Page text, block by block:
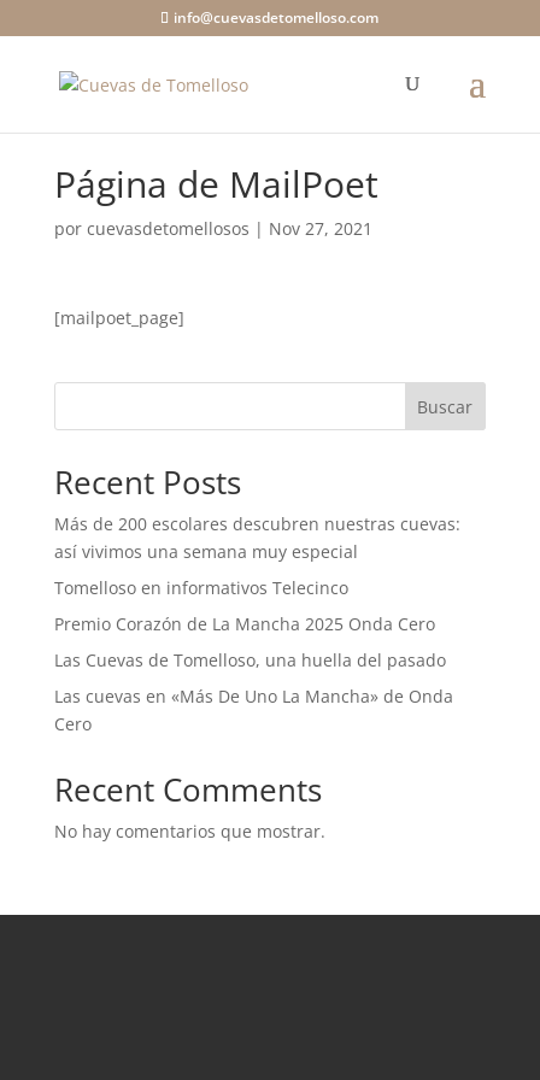
info@cuevasdetomelloso.com
Página de MailPoet
por cuevasdetomellosos | Nov 27, 2021
[mailpoet_page]
Buscar
Recent Posts
Más de 200 escolares descubren nuestras cuevas:
así vivimos una semana muy especial
Tomelloso en informativos Telecinco
Premio Corazón de La Mancha 2025 Onda Cero
Las Cuevas de Tomelloso, una huella del pasado
Las cuevas en «Más De Uno La Mancha» de Onda
Cero
Recent Comments
No hay comentarios que mostrar.